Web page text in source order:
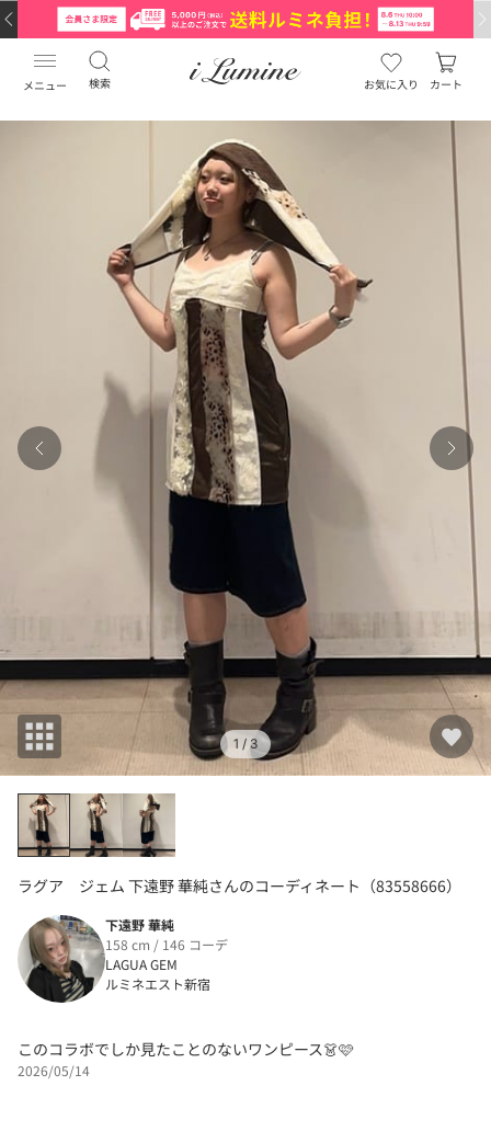
メニュー 検索 お気に入り カート
1 / 3
ラグア ジェム 下遠野 華純さんのコーディネート（83558666）
下遠野 華純
158 cm / 146 コーデ
LAGUA GEM
ルミネエスト新宿
このコラボでしか見たことのないワンピース👗🩷
2026/05/14